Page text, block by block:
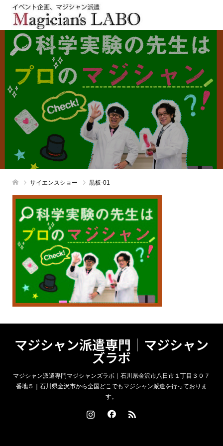
サイエンスショー 黒板-01
マジシャン派遣専門｜マジシャン
ズラボ
マジシャン派遣専門マジシャンズラボ｜石川県金沢市八日市１丁目３０７
番地５｜石川県金沢市から全国どこでもマジシャン派遣を行っておりま
す。